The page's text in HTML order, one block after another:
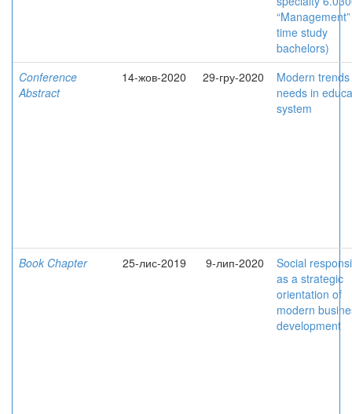
time study
bachelors)
Conference
Abstract
14-жов-2020 29-гру-2020
Modern
needs in
system
Book Chapter 25-лис-2019 9-лип-2020
Social
as a strategic
orientation of
modern
development